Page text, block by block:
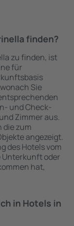
finden?
zu finden, ist
für
Sie
und Check-
Zimmer aus.
die zum
angezeigt.
des Hotels vom
oder
hat,
in Hotels in